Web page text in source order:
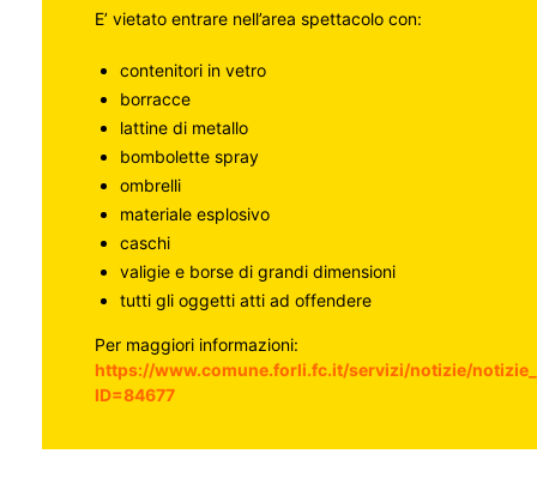
E’ vietato entrare nell’area spettacolo con:
contenitori in vetro
borracce
lattine di metallo
bombolette spray
ombrelli
materiale esplosivo
caschi
valigie e borse di grandi dimensioni
tutti gli oggetti atti ad offendere
Per maggiori informazioni:
https://www.comune.forli.fc.it/servizi/notizie/
ID=84677